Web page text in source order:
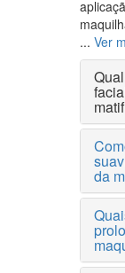
... Ver
da